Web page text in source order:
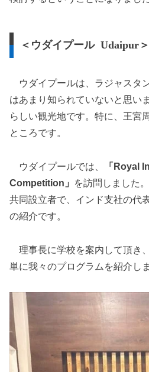
＜ウダイプール Udaipur＞
ウダイプールは、ラジャスタ
はあまり知られていないと思い
らしい観光地です。特に、王宮
ところです。
ウダイプールでは、
「Royal
Competition」
を訪問しました。
共同設立者で、インド支社の代
の紹介です。
理事長に学校を案内して頂き
単に我々のプログラムを紹介し